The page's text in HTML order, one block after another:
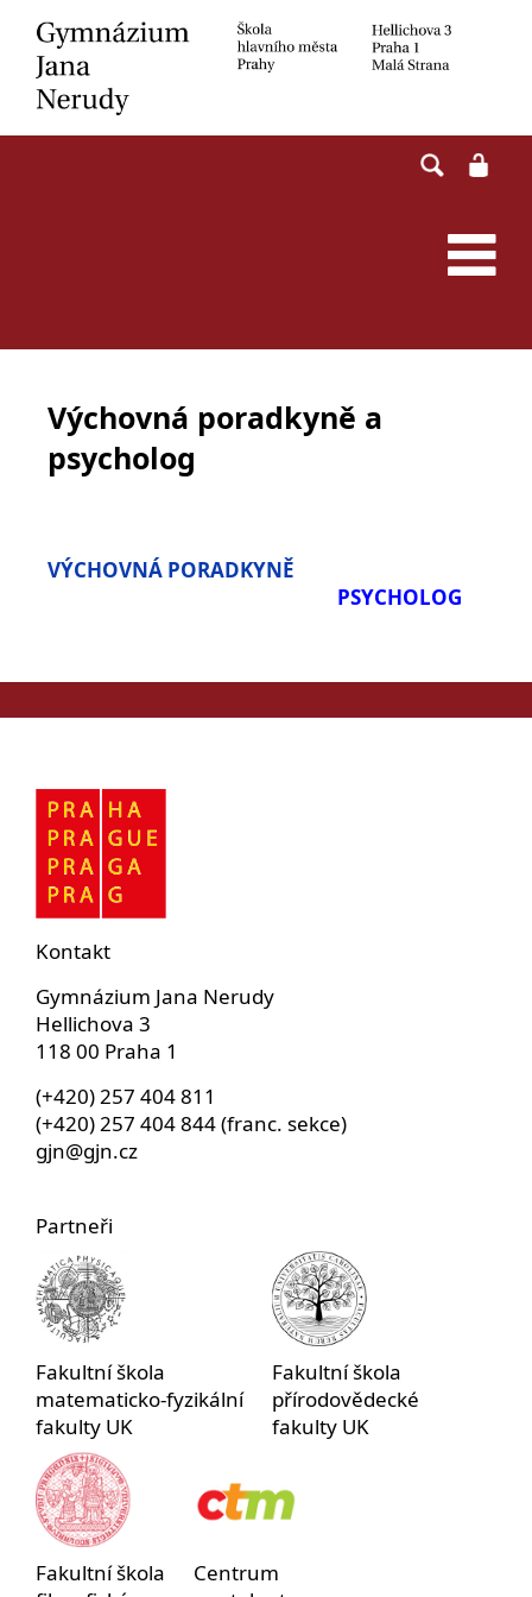
content
Výchovná poradkyně a
psycholog
VÝCHOVNÁ PORADKYNĚ
PSYCHOLOG
Kontakt
Gymnázium Jana Nerudy
Hellichova 3
118 00 Praha 1
(+420) 257 404 811
(+420) 257 404 844 (franc. sekce)
gjn@gjn.cz
Partneři
Fakultní škola
matematicko-fyzikální
fakulty UK
Fakultní škola
přírodovědecké
fakulty UK
Fakultní škola
Centrum